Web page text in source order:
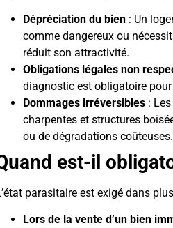
Dépréciation du bien : Un
comme dangereux ou
réduit son attractivité.
Obligations légales non
diagnostic est obligatoire
Dommages irréversibles :
charpentes et structures
ou de dégradations coûteuses.
est-il
parasitaire est exigé dans
Lors de la vente d’un bien